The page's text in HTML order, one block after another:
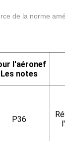
de la norme
l'aéronef
Les notes
P36